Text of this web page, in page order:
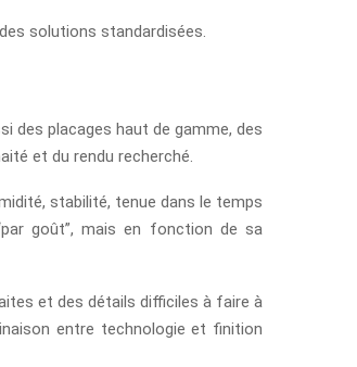
solutions standardisées.
des placages haut de gamme, des
et du rendu recherché.
stabilité, tenue dans le temps
goût”, mais en fonction de sa
et des détails difficiles à faire à
entre technologie et finition